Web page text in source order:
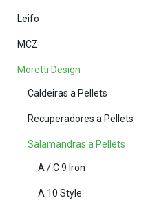
Leifo
MCZ
Moretti Design
Caldeiras a Pellets
Recuperadores a Pellets
Salamandras a Pellets
A / C 9 Iron
A 10 Style